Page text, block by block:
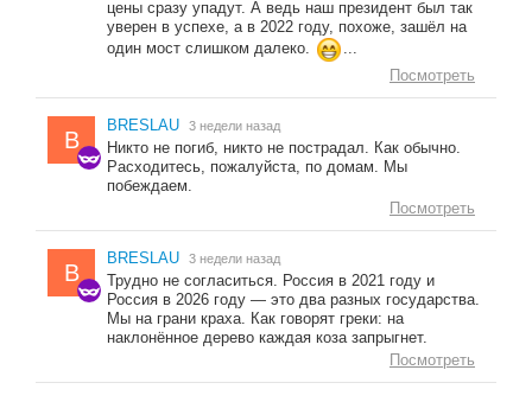
цены сразу упадут. А ведь наш президент был так
уверен в успехе, а в 2022 году, похоже, зашёл на
один мост слишком далеко.
...
Посмотреть
B
BRESLAU 3 недели назад
Никто не погиб, никто не пострадал. Как обычно.
Расходитесь, пожалуйста, по домам. Мы
побеждаем.
Посмотреть
B
BRESLAU 3 недели назад
Трудно не согласиться. Россия в 2021 году и
Россия в 2026 году — это два разных государства.
Мы на грани краха. Как говорят греки: на
наклонённое дерево каждая коза запрыгнет.
Посмотреть